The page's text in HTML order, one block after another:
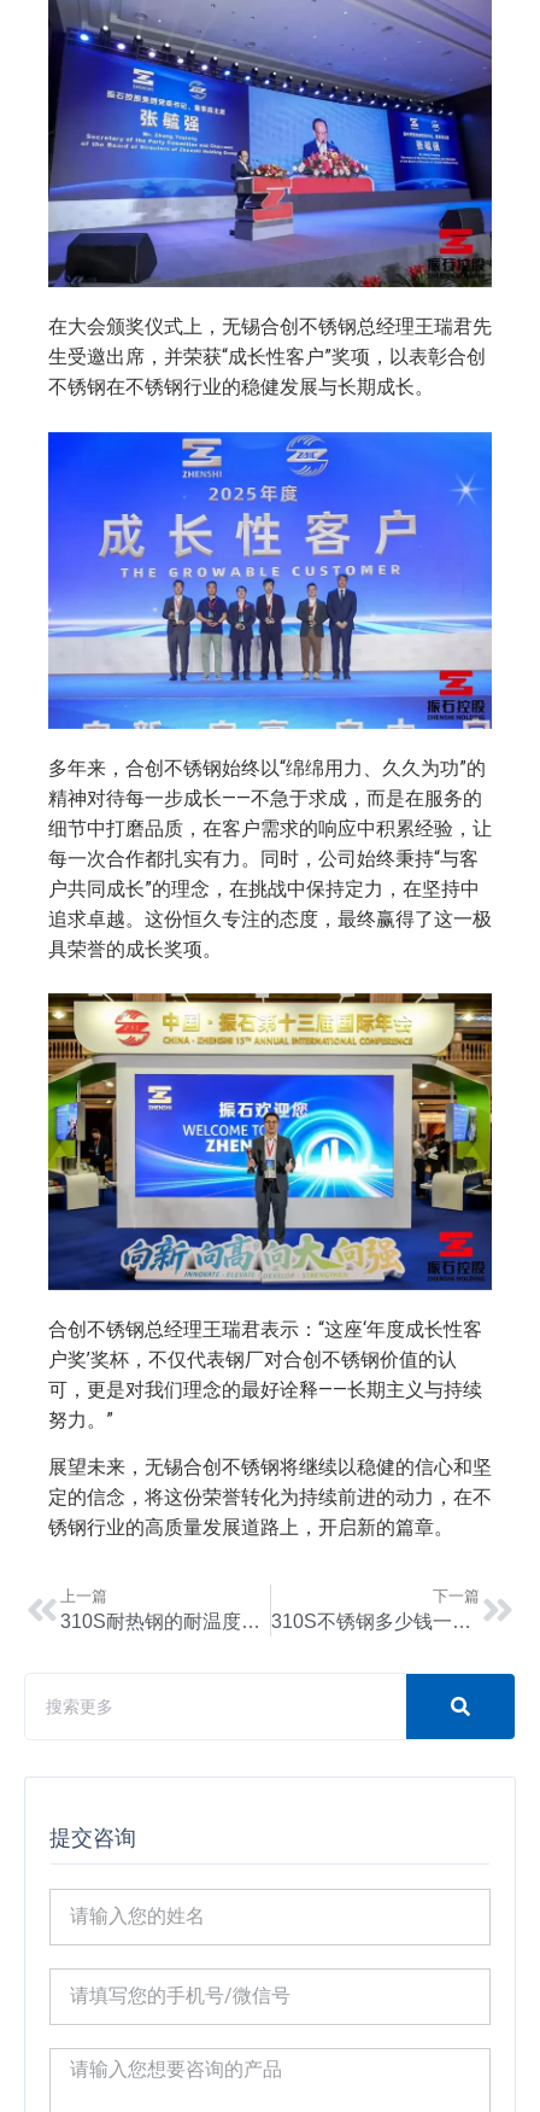
在大会颁奖仪式上，无锡合创不锈钢总经理王瑞君先
生受邀出席，并荣获“成长性客户”奖项，以表彰合创
不锈钢在不锈钢行业的稳健发展与长期成长。
多年来，合创不锈钢始终以“绵绵用力、久久为功”的
精神对待每一步成长——不急于求成，而是在服务的
细节中打磨品质，在客户需求的响应中积累经验，让
每一次合作都扎实有力。同时，公司始终秉持“与客
户共同成长”的理念，在挑战中保持定力，在坚持中
追求卓越。这份恒久专注的态度，最终赢得了这一极
具荣誉的成长奖项。
合创不锈钢总经理王瑞君表示：“这座‘年度成长性客
户奖’奖杯，不仅代表钢厂对合创不锈钢价值的认
可，更是对我们理念的最好诠释——长期主义与持续
努力。”
展望未来，无锡合创不锈钢将继续以稳健的信心和坚
定的信念，将这份荣誉转化为持续前进的动力，在不
锈钢行业的高质量发展道路上，开启新的篇章。
上一篇
310S耐热钢的耐温度范围与高温性能解析
下一篇
310S不锈钢多少钱一公斤？最新市场行情与选材建议
提交咨询